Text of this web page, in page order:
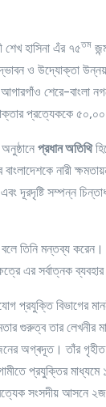
শেখ হাসিনা এঁর ৭৫তম
ও উদ্যোক্তা
শেরে-বাংলা
প্রত্যেককে ৫০,০০০
প্রধান অতিথি
নারী
দূরদৃষ্টি সম্পন্ন
বলে তিনি মন্তব্য
এর সর্বাত্নক ব্যবহার
প্রযুক্তি বিভাগের
গুরুত্ব তার লেখনীর
অগ্ৰদূত। তাঁর
প্রযুক্তির
সংসদীয় আসনে